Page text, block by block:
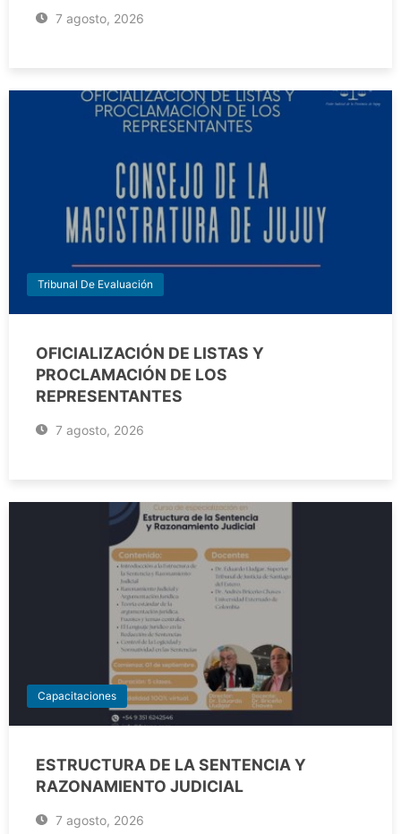
7 agosto, 2026
Tribunal De Evaluación
OFICIALIZACIÓN DE LISTAS Y
PROCLAMACIÓN DE LOS
REPRESENTANTES
7 agosto, 2026
Capacitaciones
ESTRUCTURA DE LA SENTENCIA Y
RAZONAMIENTO JUDICIAL
7 agosto, 2026